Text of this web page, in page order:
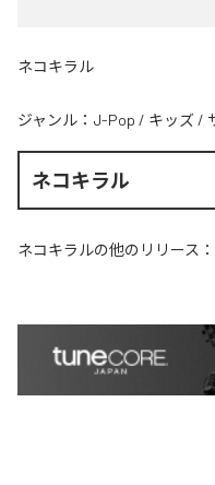
ネコキラル
ジャンル： J-Pop / キッズ /
ネコキラル
ネコキラルの他のリリース：